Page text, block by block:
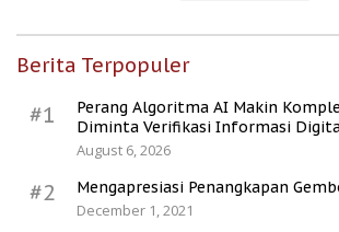
Berita Terpopuler
#1
Perang Algoritma AI Makin
Diminta Verifikasi Informasi
August 6, 2026
#2
Mengapresiasi Penangkapan
December 1, 2021